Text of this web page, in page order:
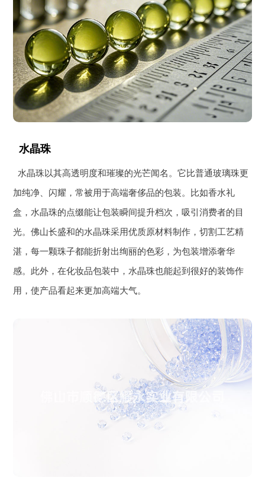
水晶珠
水晶珠以其高透明度和璀璨的光芒闻名。它比普通玻璃珠更
加纯净、闪耀，常被用于高端奢侈品的包装。比如香水礼
盒，水晶珠的点缀能让包装瞬间提升档次，吸引消费者的目
光。佛山长盛和的水晶珠采用优质原材料制作，切割工艺精
湛，每一颗珠子都能折射出绚丽的色彩，为包装增添奢华
感。此外，在化妆品包装中，水晶珠也能起到很好的装饰作
用，使产品看起来更加高端大气。